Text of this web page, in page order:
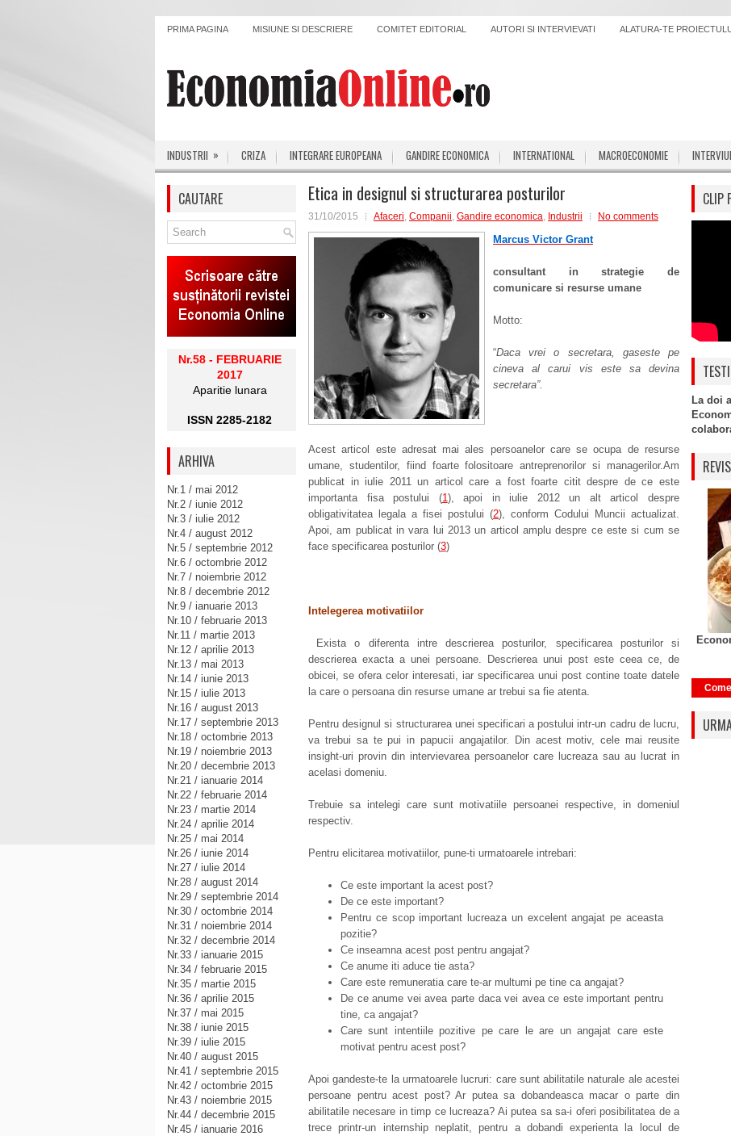
PRIMA PAGINA MISIUNE SI DESCRIERE COMITET EDITORIAL AUTORI SI INTERVIEVATI ALATURA-TE
INDUSTRII » CRIZA INTEGRARE EUROPEANA GANDIRE ECONOMICA INTERNATIONAL MACROECONOMIE
Etica in designul si structurarea posturilor
31/10/2015 Afaceri, Companii, Gandire economica, Industrii No comments
Marcus Victor Grant
consultant in strategie de
comunicare si resurse umane
Motto:
“Daca vrei o secretara, gaseste pe
cineva al carui vis este sa devina
secretara”.
Acest articol este adresat mai ales persoanelor care se ocupa de resurse
umane, studentilor, fiind foarte folositoare antreprenorilor si managerilor.Am
publicat in iulie 2011 un articol care a fost foarte citit despre de ce este
importanta fisa postului (1), apoi in iulie 2012 un alt articol despre
obligativitatea legala a fisei postului (2), conform Codului Muncii actualizat.
Apoi, am publicat in vara lui 2013 un articol amplu despre ce este si cum se
face specificarea posturilor (3)
Intelegerea motivatiilor
Exista o diferenta intre descrierea posturilor, specificarea posturilor si
descrierea exacta a unei persoane. Descrierea unui post este ceea ce, de
obicei, se ofera celor interesati, iar specificarea unui post contine toate datele
la care o persoana din resurse umane ar trebui sa fie atenta.
Pentru designul si structurarea unei specificari a postului intr-un cadru de lucru,
va trebui sa te pui in papucii angajatilor. Din acest motiv, cele mai reusite
insight-uri provin din intervievarea persoanelor care lucreaza sau au lucrat in
acelasi domeniu.
Trebuie sa intelegi care sunt motivatiile persoanei respective, in domeniul
respectiv.
Pentru elicitarea motivatiilor, pune-ti urmatoarele intrebari:
Ce este important la acest post?
De ce este important?
Pentru ce scop important lucreaza un excelent angajat pe aceasta
pozitie?
Ce inseamna acest post pentru angajat?
Ce anume iti aduce tie asta?
Care este remuneratia care te-ar multumi pe tine ca angajat?
De ce anume vei avea parte daca vei avea ce este important pentru
tine, ca angajat?
Care sunt intentiile pozitive pe care le are un angajat care este
motivat pentru acest post?
Apoi gandeste-te la urmatoarele lucruri: care sunt abilitatile naturale ale acestei
persoane pentru acest post? Ar putea sa dobandeasca macar o parte din
abilitatile necesare in timp ce lucreaza? Ai putea sa sa-i oferi posibilitatea de a
trece printr-un internship neplatit, pentru a dobandi experienta la locul de
CAUTARE
Nr.58 - FEBRUARIE
2017
Aparitie lunara
ISSN 2285-2182
ARHIVA
Nr.1 / mai 2012
Nr.2 / iunie 2012
Nr.3 / iulie 2012
Nr.4 / august 2012
Nr.5 / septembrie 2012
Nr.6 / octombrie 2012
Nr.7 / noiembrie 2012
Nr.8 / decembrie 2012
Nr.9 / ianuarie 2013
Nr.10 / februarie 2013
Nr.11 / martie 2013
Nr.12 / aprilie 2013
Nr.13 / mai 2013
Nr.14 / iunie 2013
Nr.15 / iulie 2013
Nr.16 / august 2013
Nr.17 / septembrie 2013
Nr.18 / octombrie 2013
Nr.19 / noiembrie 2013
Nr.20 / decembrie 2013
Nr.21 / ianuarie 2014
Nr.22 / februarie 2014
Nr.23 / martie 2014
Nr.24 / aprilie 2014
Nr.25 / mai 2014
Nr.26 / iunie 2014
Nr.27 / iulie 2014
Nr.28 / august 2014
Nr.29 / septembrie 2014
Nr.30 / octombrie 2014
Nr.31 / noiembrie 2014
Nr.32 / decembrie 2014
Nr.33 / ianuarie 2015
Nr.34 / februarie 2015
Nr.35 / martie 2015
Nr.36 / aprilie 2015
Nr.37 / mai 2015
Nr.38 / iunie 2015
Nr.39 / iulie 2015
Nr.40 / august 2015
Nr.41 / septembrie 2015
Nr.42 / octombrie 2015
Nr.43 / noiembrie 2015
Nr.44 / decembrie 2015
Nr.45 / ianuarie 2016
CLIP
La doi